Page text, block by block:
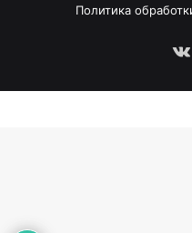
Политика